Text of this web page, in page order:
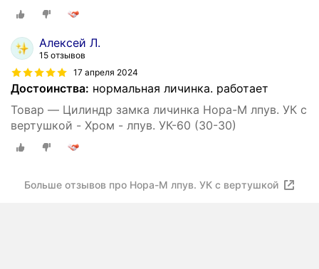
Алексей Л.
15 отзывов
17 апреля 2024
Достоинства: нормальная личинка. работает
Товар — Цилиндр замка личинка Нора-М лпув. УК с
вертушкой - Хром - лпув. УК-60 (30-30)
Больше отзывов про Нора-М лпув. УК с вертушкой